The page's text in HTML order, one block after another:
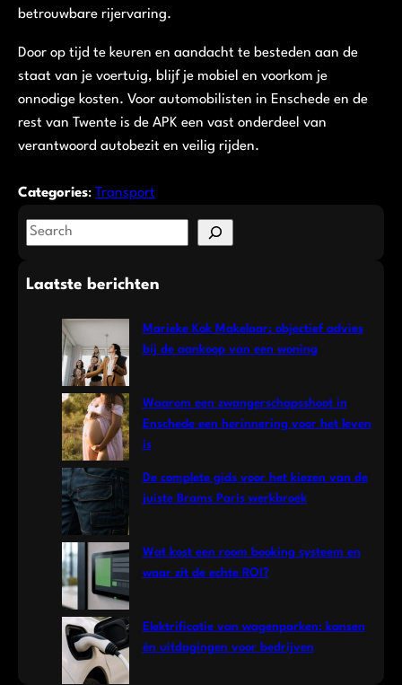
betrouwbare rijervaring.
Door op tijd te keuren en aandacht te besteden aan de
staat van je voertuig, blijf je mobiel en voorkom je
onnodige kosten. Voor automobilisten in Enschede en de
rest van Twente is de APK een vast onderdeel van
verantwoord autobezit en veilig rijden.
Categories: Transport
S
aLaatste berichten
Marieke Kok Makelaar: objectief advies
bij de aankoop van een woning
Waarom een zwangerschapsshoot in
Enschede een herinnering voor het leven
is
De complete gids voor het kiezen van de
juiste Brams Paris werkbroek
Wat kost een room booking systeem en
waar zit de echte ROI?
Elektrificatie van wagenparken: kansen
én uitdagingen voor bedrijven